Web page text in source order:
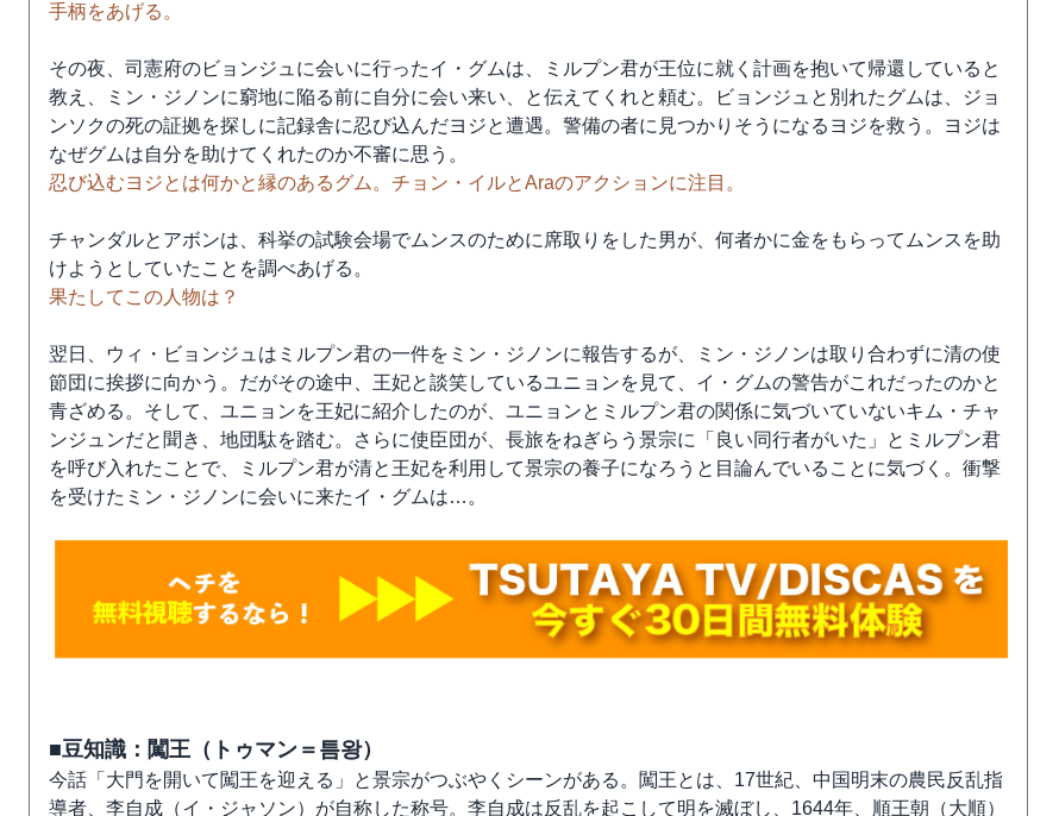
手柄をあげる。
その夜、司憲府のビョンジュに会いに行ったイ・グムは、ミルプン君が王位に就く計画を抱いて帰還していると
教え、ミン・ジノンに窮地に陥る前に自分に会い来い、と伝えてくれと頼む。ビョンジュと別れたグムは、ジョ
ンソクの死の証拠を探しに記録舎に忍び込んだヨジと遭遇。警備の者に見つかりそうになるヨジを救う。ヨジは
なぜグムは自分を助けてくれたのか不審に思う。
忍び込むヨジとは何かと縁のあるグム。チョン・イルとAraのアクションに注目。
チャンダルとアボンは、科挙の試験会場でムンスのために席取りをした男が、何者かに金をもらってムンスを助
けようとしていたことを調べあげる。
果たしてこの人物は？
翌日、ウィ・ビョンジュはミルプン君の一件をミン・ジノンに報告するが、ミン・ジノンは取り合わずに清の使
節団に挨拶に向かう。だがその途中、王妃と談笑しているユニョンを見て、イ・グムの警告がこれだったのかと
青ざめる。そして、ユニョンを王妃に紹介したのが、ユニョンとミルプン君の関係に気づいていないキム・チャ
ンジュンだと聞き、地団駄を踏む。さらに使臣団が、長旅をねぎらう景宗に「良い同行者がいた」とミルプン君
を呼び入れたことで、ミルプン君が清と王妃を利用して景宗の養子になろうと目論んでいることに気づく。衝撃
を受けたミン・ジノンに会いに来たイ・グムは…。
■豆知識：闖王（トゥマン＝틈왕）
今話「大門を開いて闖王を迎える」と景宗がつぶやくシーンがある。闖王とは、17世紀、中国明末の農民反乱指
導者、李自成（イ・ジャソン）が自称した称号。李自成は反乱を起こして明を滅ぼし、1644年、順王朝（大順）